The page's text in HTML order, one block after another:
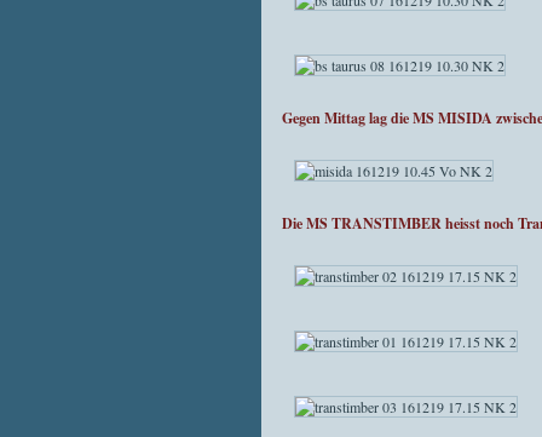
Gegen Mittag lag die MS MISIDA
Die MS TRANSTIMBER heisst noch